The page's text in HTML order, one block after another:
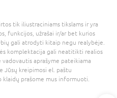
tik iliustraciniams tikslams ir yra
funkcijos, užrašai ir/ar bet kurios
gali atrodyti kitaip negu realybėje.
komplektacija gali neatitikti realios
aprašyme pateikiama
Jūsų kreipimosi el. paštu
klaidų prašome mus informuoti.